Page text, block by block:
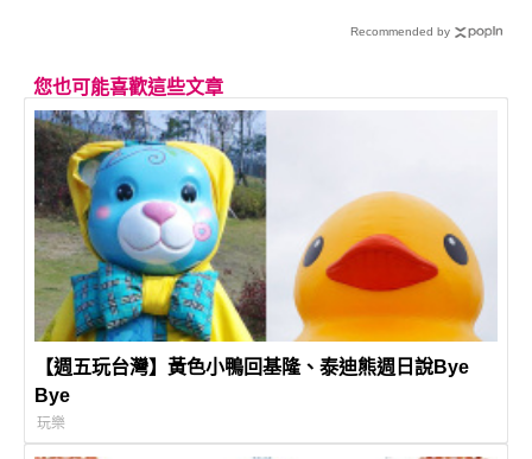
Recommended by
您也可能喜歡這些文章
【週五玩台灣】黃色小鴨回基隆、泰迪熊週日說Bye
Bye
玩樂